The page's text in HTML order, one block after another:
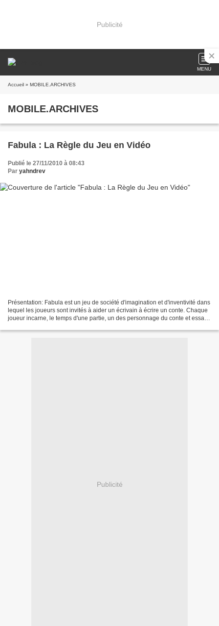
Publicité
MENU
Accueil » MOBILE.ARCHIVES
MOBILE.ARCHIVES
Fabula : La Règle du Jeu en Vidéo
Publié le 27/11/2010 à 08:43
Par yahndrev
Présentation: Fabula est un jeu de société d'imagination et d'inventivité dans
lequel les joueurs sont invités à aider un écrivain à écrire un conte. Chaque
joueur incarne, le temps d'une partie, un des personnage du conte et essaie
Publicité